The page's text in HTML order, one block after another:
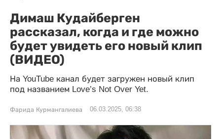
Димаш Кудайберген
рассказал, когда и где можно
будет увидеть его новый клип
(ВИДЕО)
На YouTube канал будет загружен новый клип
под названием Love’s Not Over Yet.
Фарида Курмангалиева 06.03.2025, 06:38